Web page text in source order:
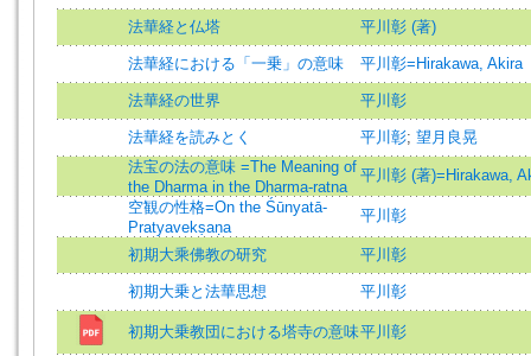
法華経と仏塔 平川彰 (著)
法華経における「一乗」の意味 平川彰=Hirakawa, Akira
法華経の世界 平川彰
法華経を読みとく 平川彰; 望月良晃
法宝の法の意味 =The Meaning of
the Dharma in the Dharma-ratna
平川彰 (著)=Hirakawa,
空観の性格=On the Śūnyatā-
Pratyavekṣaṇa
平川彰
初期大乘佛教の研究 平川彰
初期大乗と法華思想 平川彰
初期大乗教団における塔寺の意味平川彰